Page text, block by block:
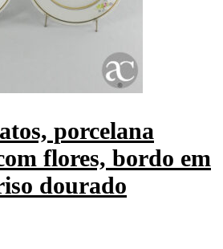
porcelana
flores, bordo em
dourado